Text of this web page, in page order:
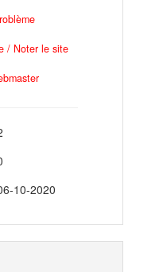
/ Noter le site
10-2020